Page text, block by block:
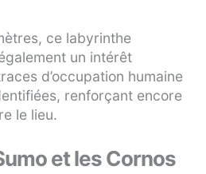
ce labyrinthe
un intérêt
d’occupation humaine
renforçant encore
le lieu.
et les Cornos